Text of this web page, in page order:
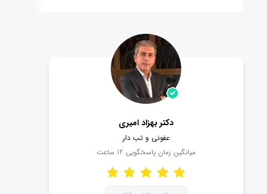
دکتر بهزاد امیری
عفونی و تب دار
میانگین زمان پاسخگویی 12 ساعت